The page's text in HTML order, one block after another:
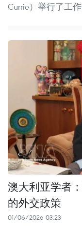
Currie）举行了工作
澳大利亚学者
的外交政策
01/06/2026 03:23